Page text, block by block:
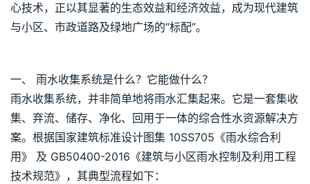
心技术，正以其显著的生态效益和经济效益，成为现代建筑
与小区、市政道路及绿地广场的“标配”。
一、 雨水收集系统是什么？它能做什么？
雨水收集系统，并非简单地将雨水汇集起来。它是一套集收
集、弃流、储存、净化、回用于一体的综合性水资源解决方
案。根据国家建筑标准设计图集 10SS705《雨水综合利
用》 及 GB50400-2016《建筑与小区雨水控制及利用工程
技术规范》，其典型流程如下：